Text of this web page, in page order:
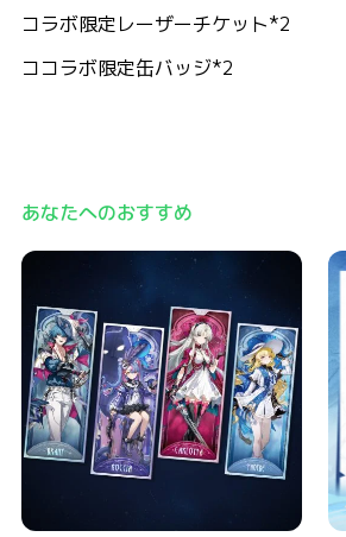
コラボ限定レーザーチケット*2
ココラボ限定缶バッジ*2
あなたへのおすすめ